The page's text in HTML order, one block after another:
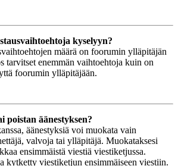
kyselyyn?
määrä on foorumin ylläpitäjän
tarvitset enemmän vaihtoehtoja kuin on
foorumin ylläpitäjään.
äänestyksen?
äänestyksiä voi muokata vain
valvoja tai ylläpitäjä. Muokataksesi
ensimmäistä viestiä viestiketjussa.
kytketty viestiketjun ensimmäiseen viestiin.